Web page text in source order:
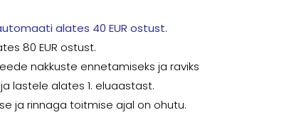
alates 40 EUR ostust.
80 EUR ostust.
nakkuste ennetamiseks ja raviks
lastele alates 1. eluaastast.
ja rinnaga toitmise ajal on ohutu.